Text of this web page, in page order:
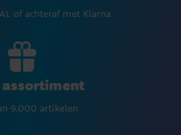
of achteraf met Klarna
assortiment
9.000 artikelen